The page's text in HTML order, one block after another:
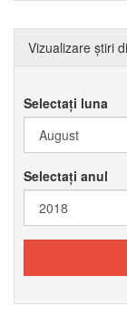
Vizualizare știri
Selectați luna
Selectați anul